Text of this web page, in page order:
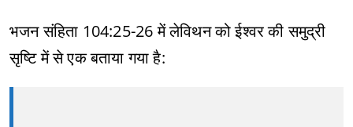
भजन संहिता 104:25-26 में लेविथन को ईश्वर की समुद्री
सृष्टि में से एक बताया गया है: